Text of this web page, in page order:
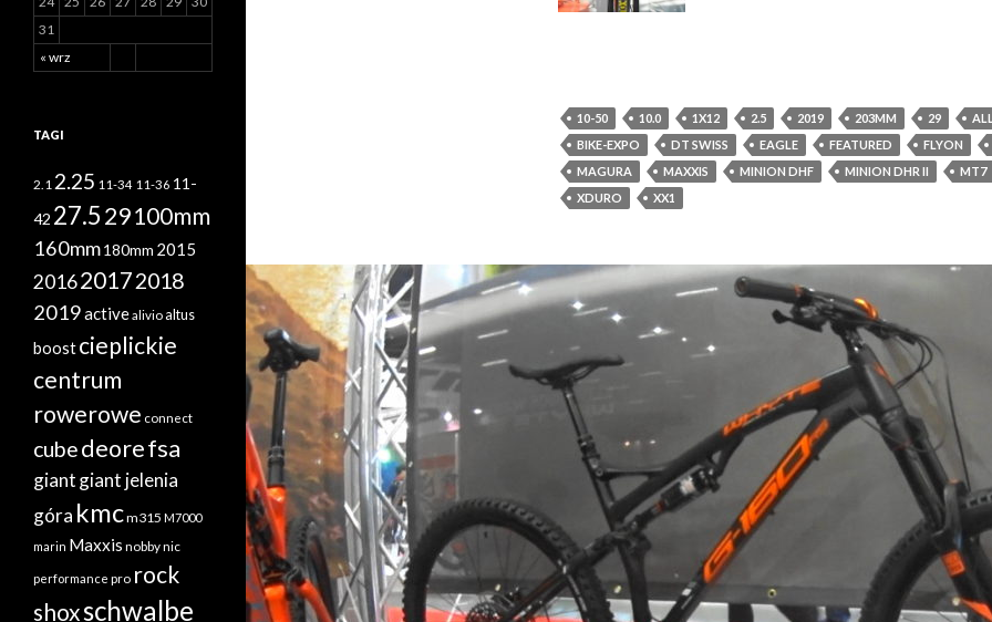
10-50 10.0 1X12 2.5 2019 203MM 29
BIKE-EXPO
DT SWISS EAGLE FEATURED
FLYON
MAGURA
MAXXIS MINION DHF MINION DHR II
MT7
XDURO
XX1
« wrz
31
TAGI
2.1 2.25 11-34 11-36 11-
42 27.529100mm
160mm180mm 2015
201620172018
2019activealivioaltus
boostcieplickie
centrum
rowerowe connect
cubedeorefsa
giantgiant jelenia
góra kmcm315 M7000
marin Maxxis nobby nic
performance pro rock
shoxschwalbe